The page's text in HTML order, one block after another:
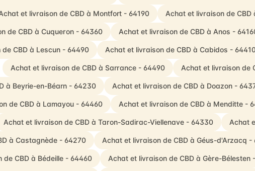
et livraison de CBD à Montfort - 64190 Achat et livraison de
de CBD à Cuqueron - 64360 Achat et livraison de CBD à Anos -
CBD à Lescun - 64490 Achat et livraison de CBD à Cabidos -
Achat et livraison de CBD à Sarrance - 64490 Achat et livraison de
à Beyrie-en-Béarn - 64230 Achat et livraison de CBD à Doazon -
de CBD à Lamayou - 64460 Achat et livraison de CBD à Menditte -
Achat et livraison de CBD à Taron-Sadirac-Viellenave - 64330 Achat
à Castagnède - 64270 Achat et livraison de CBD à Géus-d'Arzacq -
de CBD à Bédeille - 64460 Achat et livraison de CBD à Gère-Bélesten